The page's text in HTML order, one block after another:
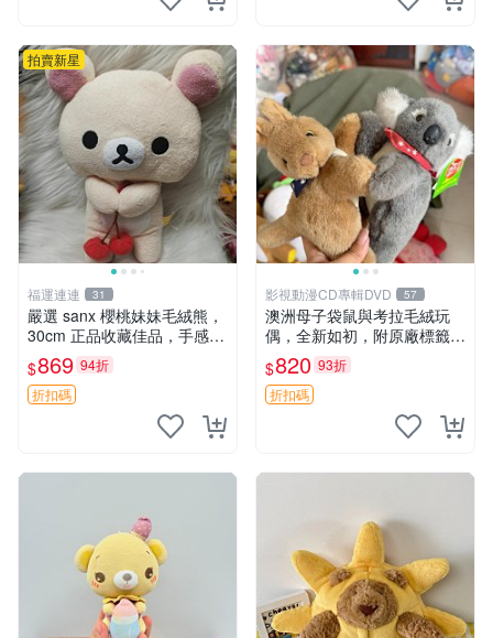
拍賣新星
福運連連 31
嚴選 sanx 櫻桃妹妹毛絨熊，
30cm 正品收藏佳品，手感極
軟，適合贈送與收藏 櫻桃妹
妹、sanx、毛絨熊
$869 94折
折扣碼
影視動漫CD專輯DVD 57
澳洲母子袋鼠與考拉毛絨玩
偶，全新如初，附原廠標籤，
手感極軟，適合贈送親朋好
友。袋鼠與考拉正版，精緻尺
寸，適合作為收藏或家飾擺
設，增添暖意。 母子、袋
$820 93折
折扣碼